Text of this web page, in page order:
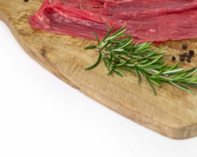
ANTEPRIMA RAPIDA